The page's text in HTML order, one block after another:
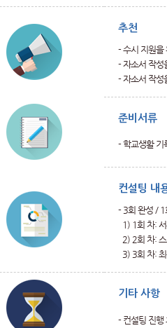
추천
- 수시 지원을
- 자소서 작성
- 자소서 작성
준비서류
- 학교생활 기
컨설팅 내
- 3회 완성 / 1
1) 1회 차:
2) 2회 차:
3) 3회 차:
기타 사항
- 컨설팅 진행